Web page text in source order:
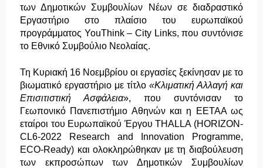
των Δημοτικών Συμβουλίων Νέων σε διαδραστικό
Εργαστήριο στο πλαίσιο του ευρωπαϊκού
προγράμματος YouThink – City Links, που συντόνισε
το Εθνικό Συμβούλιο Νεολαίας.
Τη Κυριακή 16 Νοεμβρίου οι εργασίες ξεκίνησαν με το
βιωματικό εργαστήριο με τίτλο«Κλιματική Αλλαγή και
Επισιτιστική Ασφάλεια», που συντόνισαν το
Γεωπονικό Πανεπιστήμιο Αθηνών και η ΕΕΤΑΑ ως
εταίροι του Ευρωπαϊκού Έργου THALLA (HORIZON-
CL6-2022 Research and Innovation Programme,
ECO-Ready) και ολοκληρώθηκαν με τη διαβούλευση
των εκπροσώπων των Δημοτικών Συμβουλίων